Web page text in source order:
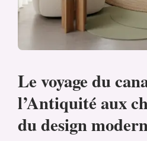
Le voyage du
l’Antiquité aux
du design